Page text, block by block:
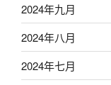
2024年九月
2024年八月
2024年七月